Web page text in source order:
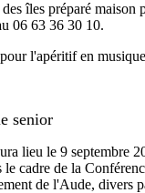
îles préparé
06 63 36 30 10.
l'apéritif en
senior
lieu le 9 septembre
cadre de la
de l'Aude, divers